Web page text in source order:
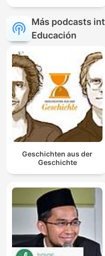
Más podcasts
Educación
Geschichten aus der
Geschichte